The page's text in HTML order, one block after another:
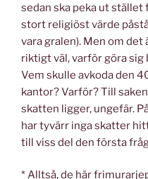
sedan ska peka ut stället
stort religiöst värde
vara gralen). Men om
riktigt väl, varför göra sig
Vem skulle avkoda den
kantor? Varför? Till
skatten ligger, ungefär.
har tyvärr inga skatter
till viss del den första
* Alltså, de här